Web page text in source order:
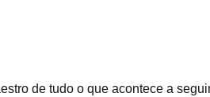
de tudo o que acontece a